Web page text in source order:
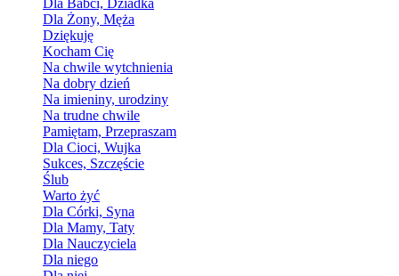
Dla Babci, Dziadka
Dla Żony, Męża
Dziękuję
Kocham Cię
Na chwile wytchnienia
Na dobry dzień
Na imieniny, urodziny
Na trudne chwile
Pamiętam, Przepraszam
Dla Cioci, Wujka
Sukces, Szczęście
Ślub
Warto żyć
Dla Córki, Syna
Dla Mamy, Taty
Dla Nauczyciela
Dla niego